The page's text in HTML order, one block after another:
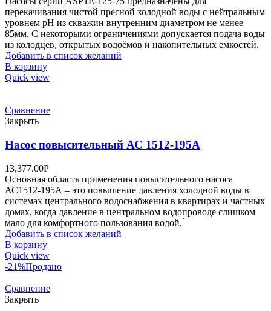
перекачивания чистой пресной холодной воды с нейтральным
уровнем pH из скважин внутренним диаметром не менее
85мм. С некоторыми ограничениями допускается подача воды
из колодцев, открытых водоёмов и накопительных емкостей.
Добавить в список желаний
В корзину
Quick view
Сравнение
Закрыть
Насос повысительный АС 1512-195А
13,377.00Р
Основная область применения повысительного насоса
АС1512-195А – это повышение давления холодной воды в
системах центрального водоснабжения в квартирах и частных
домах, когда давление в центральном водопроводе слишком
мало для комфортного пользования водой. ̀
Добавить в список желаний
В корзину
Quick view
-21%Продано
Сравнение
Закрыть